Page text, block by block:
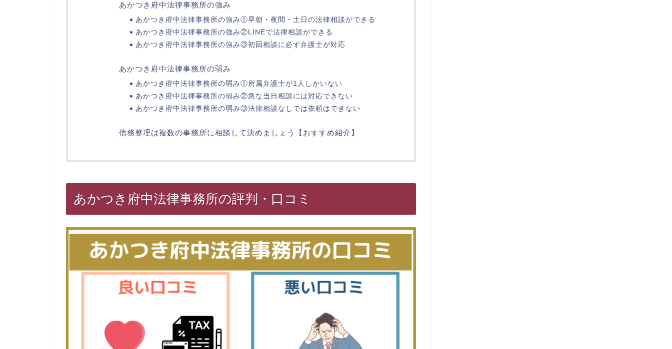
あかつき府中法律事務所の強み
あかつき府中法律事務所の強み①早朝・夜間・土日の法律相談ができる
あかつき府中法律事務所の強み②LINEで法律相談ができる
あかつき府中法律事務所の強み③初回相談に必ず弁護士が対応
あかつき府中法律事務所の弱み
あかつき府中法律事務所の弱み①所属弁護士が1人しかいない
あかつき府中法律事務所の弱み②急な当日相談には対応できない
あかつき府中法律事務所の弱み③法律相談なしでは依頼はできない
債務整理は複数の事務所に相談して決めましょう【おすすめ紹介】
あかつき府中法律事務所の評判・口コミ